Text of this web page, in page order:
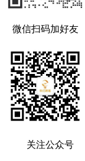
微信扫码加好友
关注公众号